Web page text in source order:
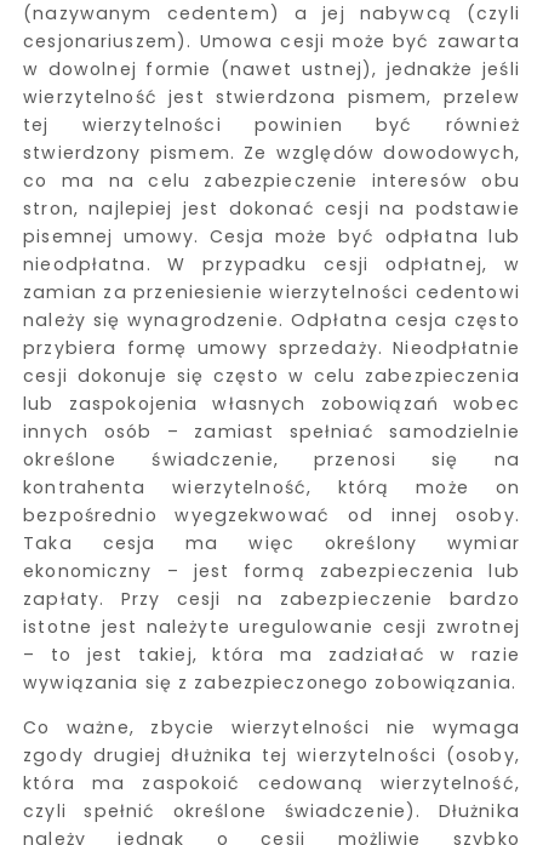
(nazywanym cedentem) a jej nabywcą (czyli
cesjonariuszem). Umowa cesji może być zawarta
w dowolnej formie (nawet ustnej), jednakże jeśli
wierzytelność jest stwierdzona pismem, przelew
tej wierzytelności powinien być również
stwierdzony pismem. Ze względów dowodowych,
co ma na celu zabezpieczenie interesów obu
stron, najlepiej jest dokonać cesji na podstawie
pisemnej umowy. Cesja może być odpłatna lub
nieodpłatna. W przypadku cesji odpłatnej, w
zamian za przeniesienie wierzytelności cedentowi
należy się wynagrodzenie. Odpłatna cesja często
przybiera formę umowy sprzedaży. Nieodpłatnie
cesji dokonuje się często w celu zabezpieczenia
lub zaspokojenia własnych zobowiązań wobec
innych osób – zamiast spełniać samodzielnie
określone świadczenie, przenosi się na
kontrahenta wierzytelność, którą może on
bezpośrednio wyegzekwować od innej osoby.
Taka cesja ma więc określony wymiar
ekonomiczny – jest formą zabezpieczenia lub
zapłaty. Przy cesji na zabezpieczenie bardzo
istotne jest należyte uregulowanie cesji zwrotnej
– to jest takiej, która ma zadziałać w razie
wywiązania się z zabezpieczonego zobowiązania.
Co ważne, zbycie wierzytelności nie wymaga
zgody drugiej dłużnika tej wierzytelności (osoby,
która ma zaspokoić cedowaną wierzytelność,
czyli spełnić określone świadczenie). Dłużnika
należy jednak o cesji możliwie szybko